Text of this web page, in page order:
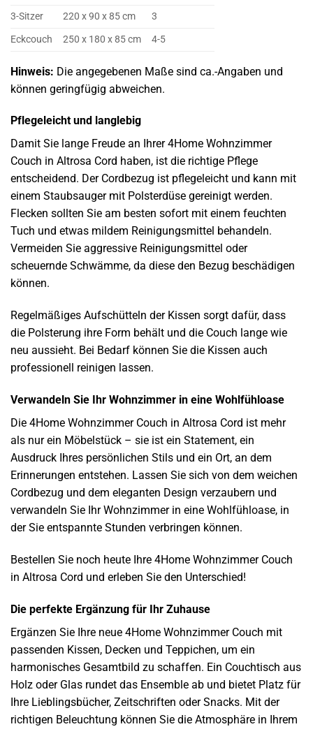
3-Sitzer 220 x 90 x 85 cm
3
Eckcouch
250 x 180 x 85 cm 4-5
Hinweis: Die angegebenen Maße sind ca.-Angaben und
können geringfügig abweichen.
Pflegeleicht und langlebig
Damit Sie lange Freude an Ihrer 4Home Wohnzimmer
Couch in Altrosa Cord haben, ist die richtige Pflege
entscheidend. Der Cordbezug ist pflegeleicht und kann mit
einem Staubsauger mit Polsterdüse gereinigt werden.
Flecken sollten Sie am besten sofort mit einem feuchten
Tuch und etwas mildem Reinigungsmittel behandeln.
Vermeiden Sie aggressive Reinigungsmittel oder
scheuernde Schwämme, da diese den Bezug beschädigen
können.
Regelmäßiges Aufschütteln der Kissen sorgt dafür, dass
die Polsterung ihre Form behält und die Couch lange wie
neu aussieht. Bei Bedarf können Sie die Kissen auch
professionell reinigen lassen.
Verwandeln Sie Ihr Wohnzimmer in eine Wohlfühloase
Die 4Home Wohnzimmer Couch in Altrosa Cord ist mehr
als nur ein Möbelstück – sie ist ein Statement, ein
Ausdruck Ihres persönlichen Stils und ein Ort, an dem
Erinnerungen entstehen. Lassen Sie sich von dem weichen
Cordbezug und dem eleganten Design verzaubern und
verwandeln Sie Ihr Wohnzimmer in eine Wohlfühloase, in
der Sie entspannte Stunden verbringen können.
Bestellen Sie noch heute Ihre 4Home Wohnzimmer Couch
in Altrosa Cord und erleben Sie den Unterschied!
Die perfekte Ergänzung für Ihr Zuhause
Ergänzen Sie Ihre neue 4Home Wohnzimmer Couch mit
passenden Kissen, Decken und Teppichen, um ein
harmonisches Gesamtbild zu schaffen. Ein Couchtisch aus
Holz oder Glas rundet das Ensemble ab und bietet Platz für
Ihre Lieblingsbücher, Zeitschriften oder Snacks. Mit der
richtigen Beleuchtung können Sie die Atmosphäre in Ihrem